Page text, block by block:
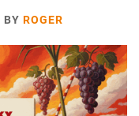
BY ROGER